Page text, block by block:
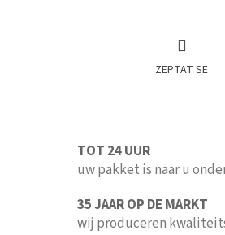
ZEPTAT SE
TOT 24 UUR
uw pakket is naar u
35 JAAR OP DE MARKT
wij produceren